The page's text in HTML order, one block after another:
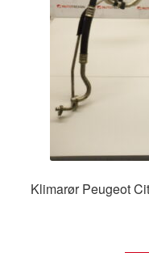
Klimarør Peugeot